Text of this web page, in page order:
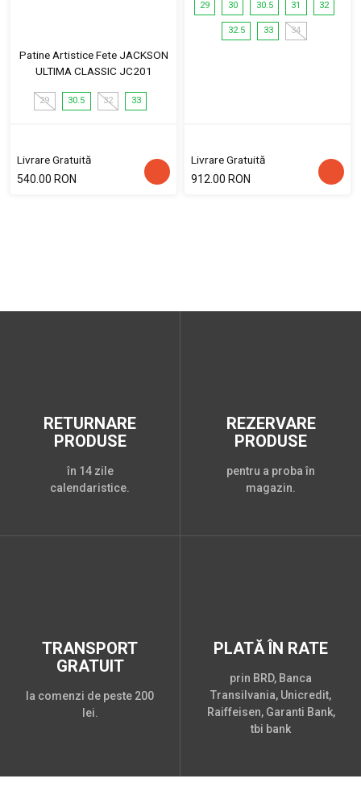
Patine Artistice Fete JACKSON
ULTIMA CLASSIC JC201
29 30.5 32 33
Livrare Gratuită
540.00 RON
29 30 30.5 31 32
32.5 33 34
Livrare Gratuită
912.00 RON
RETURNARE
PRODUSE
în 14 zile
calendaristice.
REZERVARE
PRODUSE
pentru a proba în
magazin.
TRANSPORT
GRATUIT
la comenzi de peste 200
lei.
PLATĂ ÎN RATE
prin BRD, Banca
Transilvania, Unicredit,
Raiffeisen, Garanti Bank,
tbi bank